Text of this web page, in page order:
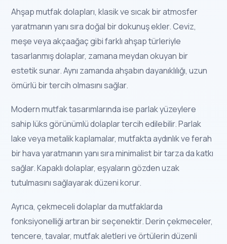
Ahşap mutfak dolapları, klasik ve sıcak bir atmosfer
yaratmanın yanı sıra doğal bir dokunuş ekler. Ceviz,
meşe veya akçaağaç gibi farklı ahşap türleriyle
tasarlanmış dolaplar, zamana meydan okuyan bir
estetik sunar. Aynı zamanda ahşabın dayanıklılığı, uzun
ömürlü bir tercih olmasını sağlar.
Modern mutfak tasarımlarında ise parlak yüzeylere
sahip lüks görünümlü dolaplar tercih edilebilir. Parlak
lake veya metalik kaplamalar, mutfakta aydınlık ve ferah
bir hava yaratmanın yanı sıra minimalist bir tarza da katkı
sağlar. Kapaklı dolaplar, eşyaların gözden uzak
tutulmasını sağlayarak düzeni korur.
Ayrıca, çekmeceli dolaplar da mutfaklarda
fonksiyonelliği artıran bir seçenektir. Derin çekmeceler,
tencere, tavalar, mutfak aletleri ve örtülerin düzenli